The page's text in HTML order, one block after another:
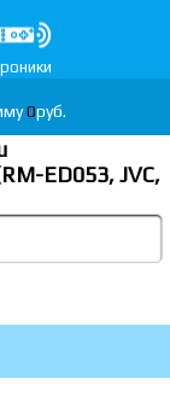
0руб.
ED053, JVC,